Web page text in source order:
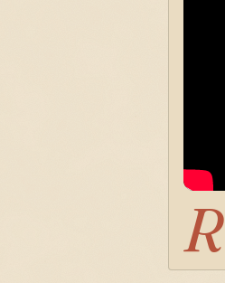
R